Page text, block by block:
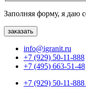
Заполняя форму, я даю
info@igranit.ru
+7 (929) 50-11-888
+7 (495) 663-51-48
+7 (929) 50-11-888